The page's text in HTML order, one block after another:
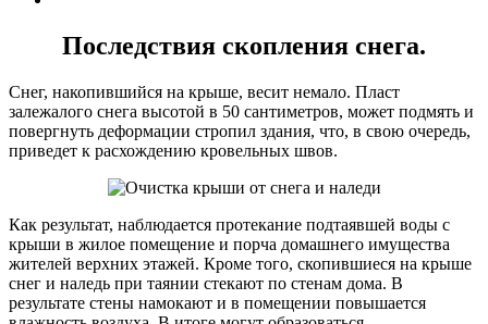
Последствия скопления снега.
Снег, накопившийся на крыше, весит немало. Пласт
залежалого снега высотой в 50 сантиметров, может подмять и
повергнуть деформации стропил здания, что, в свою очередь,
приведет к расхождению кровельных швов.
Как результат, наблюдается протекание подтаявшей воды с
крыши в жилое помещение и порча домашнего имущества
жителей верхних этажей. Кроме того, скопившиеся на крыше
снег и наледь при таянии стекают по стенам дома. В
результате стены намокают и в помещении повышается